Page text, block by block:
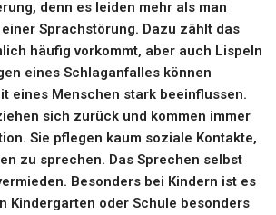
denn es leiden mehr als man
Sprachstörung. Dazu zählt das
häufig vorkommt, aber auch Lispeln
eines Schlaganfalles können
eines Menschen stark beeinflussen.
sich zurück und kommen immer
Sie pflegen kaum soziale Kontakte,
zu sprechen. Das Sprechen selbst
Besonders bei Kindern ist es
Kindergarten oder Schule besonders